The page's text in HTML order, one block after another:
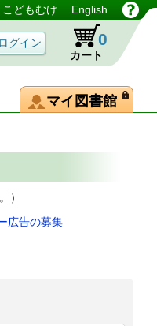
こどもむけ English
カート
0
マイ図書館
広告の募集